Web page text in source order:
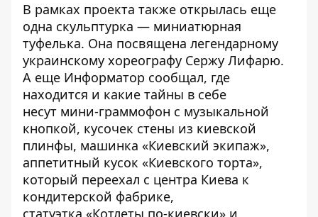
В рамках проекта также открылась еще
одна скульптурка — миниатюрная
туфелька. Она посвящена легендарному
украинскому хореографу Сержу Лифарю.
А еще Информатор сообщал, где
находится и какие тайны в себе
несут мини-граммофон с музыкальной
кнопкой, кусочек стены из киевской
плинфы, машинка «Киевский экипаж»,
аппетитный кусок «Киевского торта»,
который переехал с центра Киева к
кондитерской фабрике,
статуэтка «Котлеты по-киевски» и